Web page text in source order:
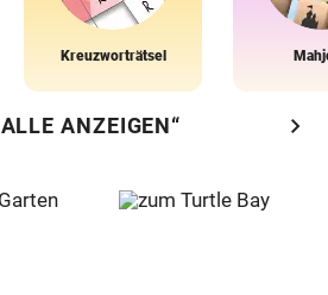
Kreuzworträtsel
ANZEIGEN“ chevron_right